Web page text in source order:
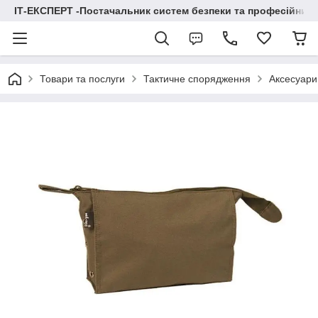
ІТ-ЕКСПЕРТ -Постачальник систем безпеки та професійних
Товари та послуги Тактичне спорядження